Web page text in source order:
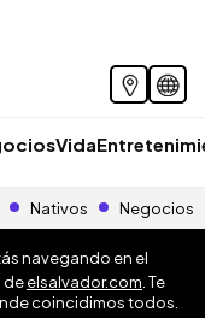
Vida
Nativos Negocios
navegando en el
deelsalvador.com . Te
coincidimos todos.